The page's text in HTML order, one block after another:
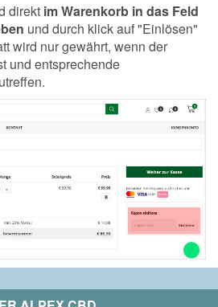
direkt im Warenkorb in das Feld
und durch klick auf "Einlösen"
wird nur gewährt, wenn der
und entsprechende